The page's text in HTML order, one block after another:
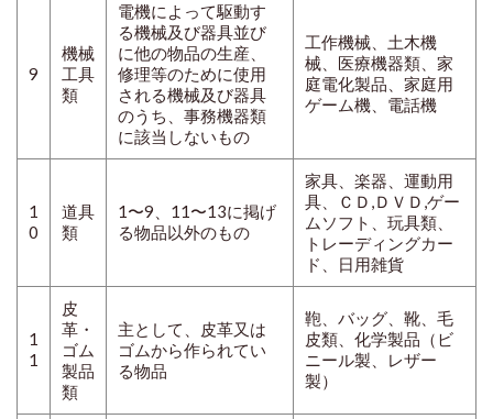
9
機械
工具
類
電機によって駆動す
る機械及び器具並び
に他の物品の生産、
修理等のために使用
される機械及び器具
のうち、事務機器類
に該当しないもの
工作機械、土木機
械、医療機器類、家
庭電化製品、家庭用
ゲーム機、電話機
1
0
道具
類
1〜9、11〜13に掲げ
る物品以外のもの
家具、楽器、運動用
具、ＣＤ,ＤＶＤ,ゲー
ムソフト、玩具類、
トレーディングカー
ド、日用雑貨
1
1
皮
革・
ゴム
製品
類
主として、皮革又は
ゴムから作られてい
る物品
鞄、バッグ、靴、毛
皮類、化学製品（ビ
ニール製、レザー
製）